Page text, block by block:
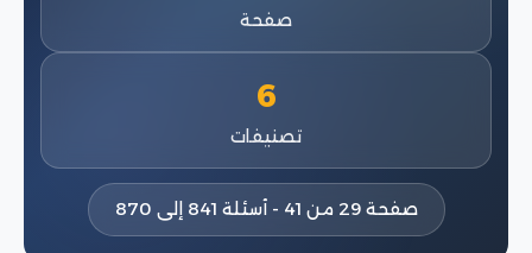
صفحة
6
تصنيفات
صفحة 29 من 41 - أسئلة 841 إلى 870